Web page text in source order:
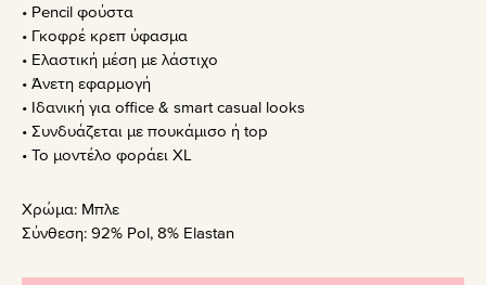
• Pencil φούστα
• Γκοφρέ κρεπ ύφασμα
• Ελαστική μέση με λάστιχο
• Άνετη εφαρμογή
• Ιδανική για office & smart casual looks
• Συνδυάζεται με πουκάμισο ή top
• Το μοντέλο φοράει XL
Χρώμα: Μπλε
Σύνθεση: 92% Pol, 8% Elastan